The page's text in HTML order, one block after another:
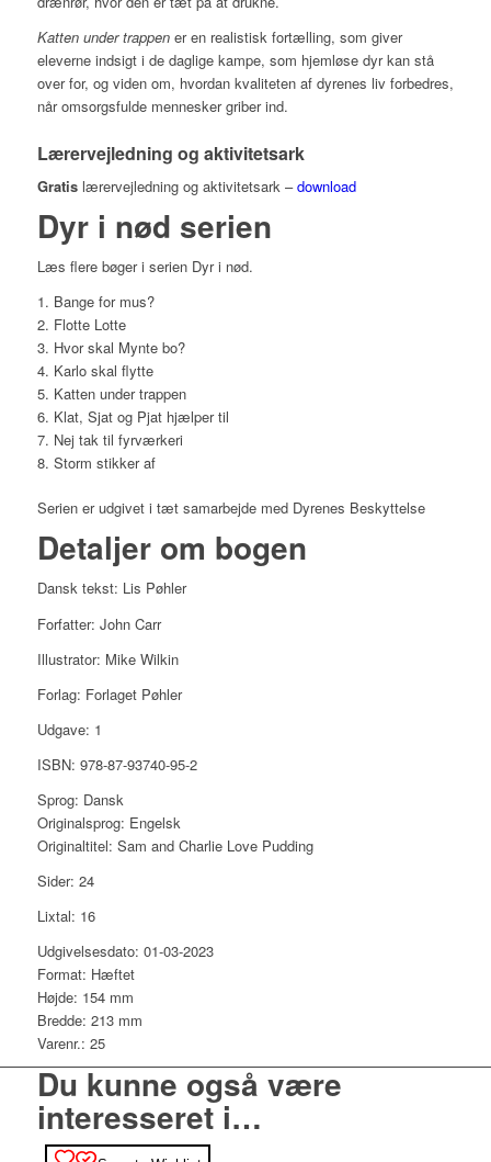
Katten under trappener en realistisk fortælling, som giver
eleverne indsigt i de daglige kampe, som hjemløse dyr kan stå
over for, og viden om, hvordan kvaliteten af dyrenes liv forbedres,
når omsorgsfulde mennesker griber ind.
Lærervejledning og aktivitetsark
Gratislærervejledning og aktivitetsark –download
Dyr i nød serien
Læs flere bøger i serien Dyr i nød.
Bange for mus?
Flotte Lotte
Hvor skal Mynte bo?
Karlo skal flytte
Katten under trappen
Klat, Sjat og Pjat hjælper til
Nej tak til fyrværkeri
Storm stikker af
Serien er udgivet i tæt samarbejde med Dyrenes Beskyttelse
Detaljer om bogen
Dansk tekst: Lis Pøhler
Forfatter: John Carr
Illustrator: Mike Wilkin
Forlag: Forlaget Pøhler
Udgave: 1
ISBN: 978-87-93740-95-2
Sprog: Dansk
Originalsprog: Engelsk
Originaltitel: Sam and Charlie Love Pudding
Sider: 24
Lixtal: 16
Udgivelsesdato: 01-03-2023
Format: Hæftet
Højde: 154 mm
Bredde: 213 mm
Varenr.: 25
Du kunne også være
interesseret i…